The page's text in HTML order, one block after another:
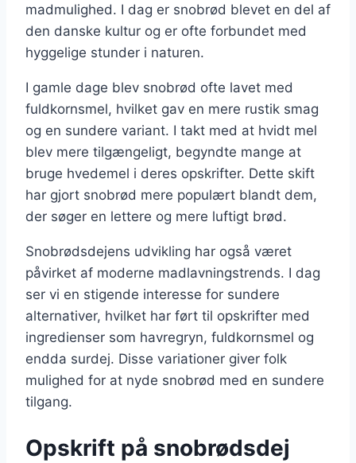
madmulighed. I dag er snobrød blevet en del af
den danske kultur og er ofte forbundet med
hyggelige stunder i naturen.
I gamle dage blev snobrød ofte lavet med
fuldkornsmel, hvilket gav en mere rustik smag
og en sundere variant. I takt med at hvidt mel
blev mere tilgængeligt, begyndte mange at
bruge hvedemel i deres opskrifter. Dette skift
har gjort snobrød mere populært blandt dem,
der søger en lettere og mere luftigt brød.
Snobrødsdejens udvikling har også været
påvirket af moderne madlavningstrends. I dag
ser vi en stigende interesse for sundere
alternativer, hvilket har ført til opskrifter med
ingredienser som havregryn, fuldkornsmel og
endda surdej. Disse variationer giver folk
mulighed for at nyde snobrød med en sundere
tilgang.
Opskrift på snobrødsdej